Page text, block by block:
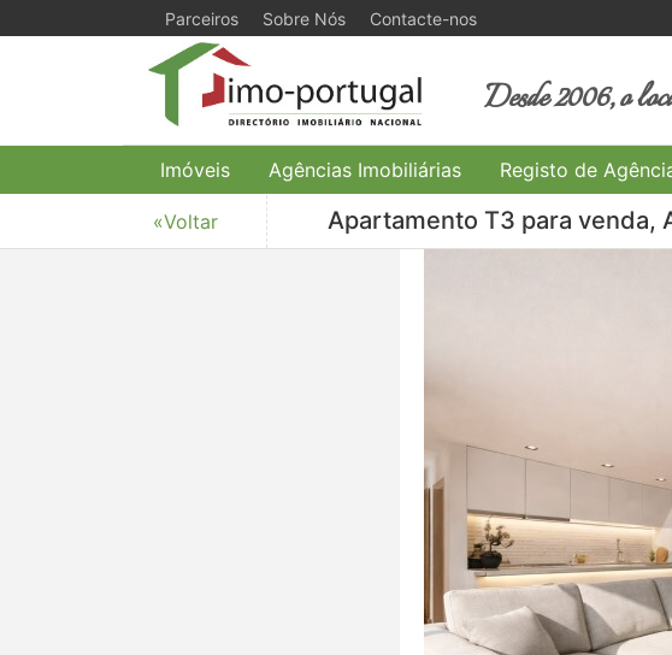
Parceiros Sobre Nós Contacte-nos
Desde 2006, o
Imóveis Agências Imobiliárias Registo de
«Voltar Apartamento T3 para venda,